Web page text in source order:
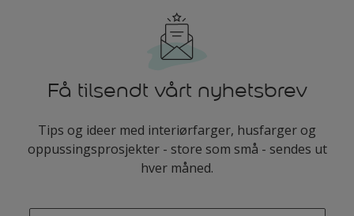
Få tilsendt vårt nyhetsbrev
Tips og ideer med interiørfarger, husfarger og
oppussingsprosjekter - store som små - sendes ut
hver måned.